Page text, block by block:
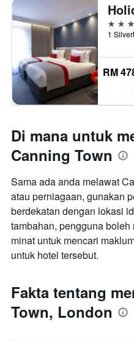
3
RM
Di mana untuk
Canning Town
Sama ada anda melawat
atau perniagaan, gunakan
berdekatan dengan lokasi
tambahan, pengguna
minat untuk mencari
untuk hotel tersebut.
Fakta tentang
Town, London